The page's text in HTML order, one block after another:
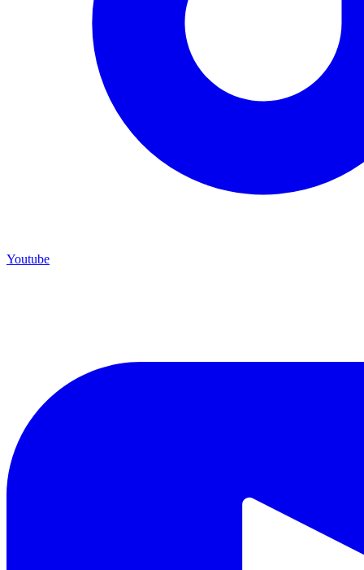
Youtube